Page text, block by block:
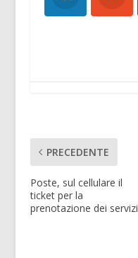
PRECEDENTE
Poste, sul cellulare il
ticket per la
prenotazione dei servizi